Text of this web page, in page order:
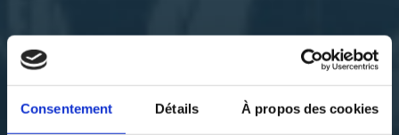
Consentement Détails À propos des cookies